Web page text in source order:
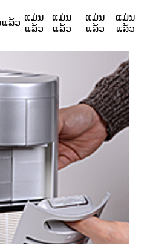
ລ້ວ
ແມ່ນ
ແລ້ວ
ແມ່ນ
ແລ້ວ
ແມ່ນ
ແລ້ວ
ແມ່ນ
ແລ້ວ